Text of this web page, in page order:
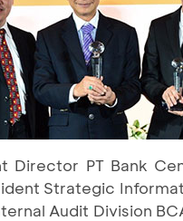
PT Bank
Strategic
Audit Division